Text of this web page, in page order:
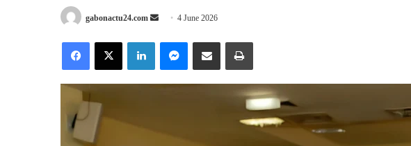
gabonactu24.com
Send
email
4 June 2026
FacebookX LinkedInMessengerShare via Email Print